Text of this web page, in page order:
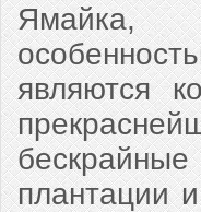
являются
плантации